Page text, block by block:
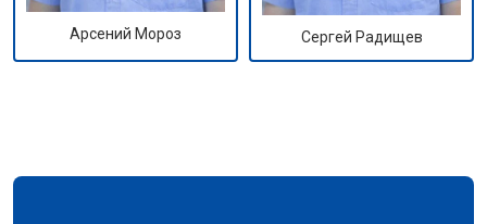
Арсений Мороз Сергей Радищев